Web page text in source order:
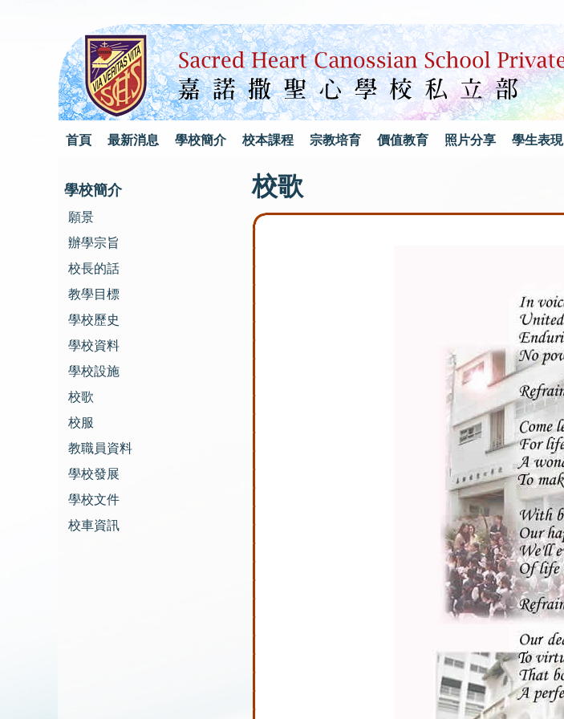
首頁 最新消息 學校簡介 校本課程 宗教培育 價值教育 照片分享 學生表現
學校簡介
願景
辦學宗旨
校長的話
教學目標
學校歷史
學校資料
學校設施
校歌
校服
教職員資料
學校發展
學校文件
校車資訊
校歌